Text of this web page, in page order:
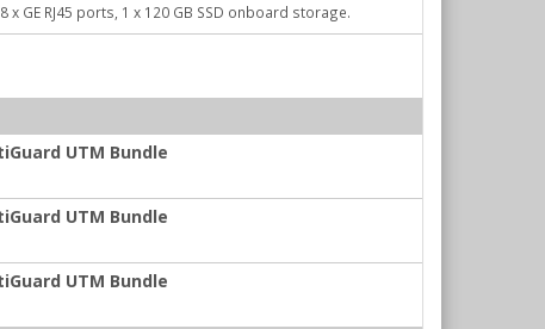
GE RJ45 ports, 1 x 120 GB SSD onboard storage.
UTM Bundle
UTM Bundle
UTM Bundle